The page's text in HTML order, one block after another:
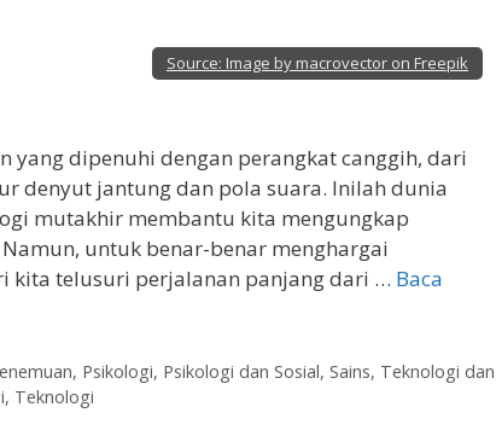
Source: Image by macrovector on Freepik
yang dipenuhi dengan perangkat canggih, dari
denyut jantung dan pola suara. Inilah dunia
mutakhir membantu kita mengungkap
untuk benar-benar menghargai
kita telusuri perjalanan panjang dari … Baca
, Psikologi, Psikologi dan Sosial, Sains, Teknologi dan
, Teknologi